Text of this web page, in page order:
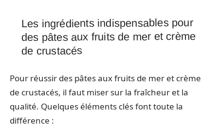
Les ingrédients indispensables pour
des pâtes aux fruits de mer et crème
de crustacés
Pour réussir des pâtes aux fruits de mer et crème
de crustacés, il faut miser sur la fraîcheur et la
qualité. Quelques éléments clés font toute la
différence :